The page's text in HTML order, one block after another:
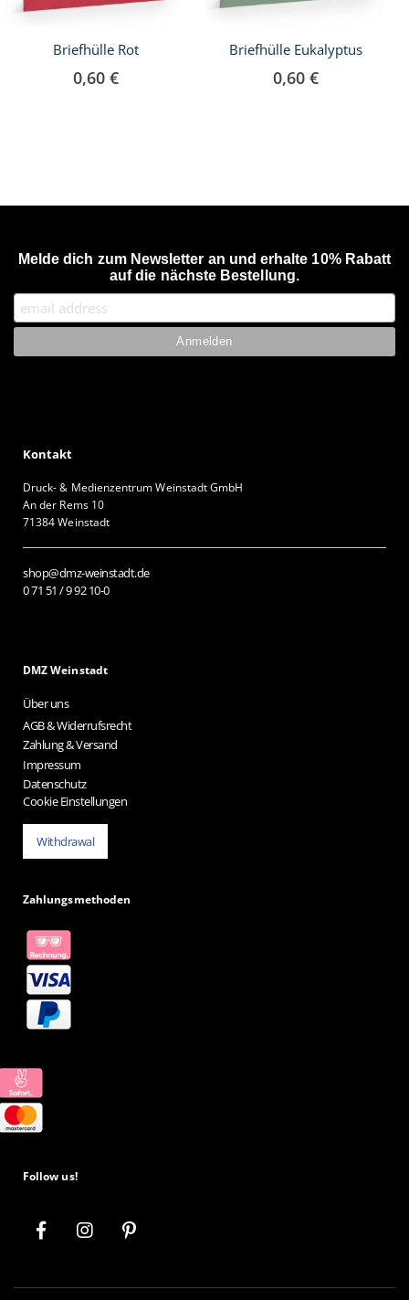
Briefhülle Rot
0,60 €
Briefhülle Eukalyptus
0,60 €
Melde dich zum Newsletter an und erhalte 10% Rabatt
auf die nächste Bestellung.
Kontakt
Druck- & Medienzentrum Weinstadt GmbH
An der Rems 10
71384 Weinstadt
shop@dmz-weinstadt.de
0 71 51 / 9 92 10-0
DMZ Weinstadt
Über uns
AGB & Widerrufsrecht
Zahlung & Versand
Impressum
Datenschutz
Cookie Einstellungen
Withdrawal
Zahlungsmethoden
Follow us!